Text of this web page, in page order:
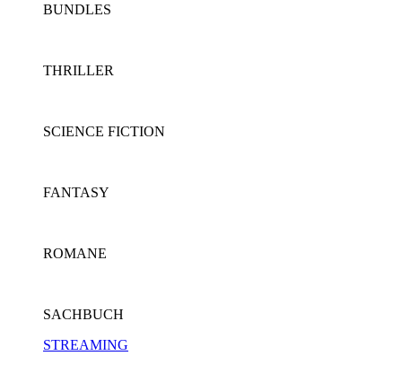
BUNDLES
THRILLER
SCIENCE FICTION
FANTASY
ROMANE
SACHBUCH
STREAMING